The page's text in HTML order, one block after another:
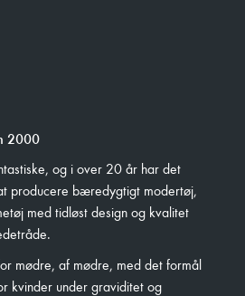
2000
og i over 20 år har det
producere bæredygtigt modertøj,
med tidløst design og kvalitet
mødre, af mødre, med det formål
kvinder under graviditet og